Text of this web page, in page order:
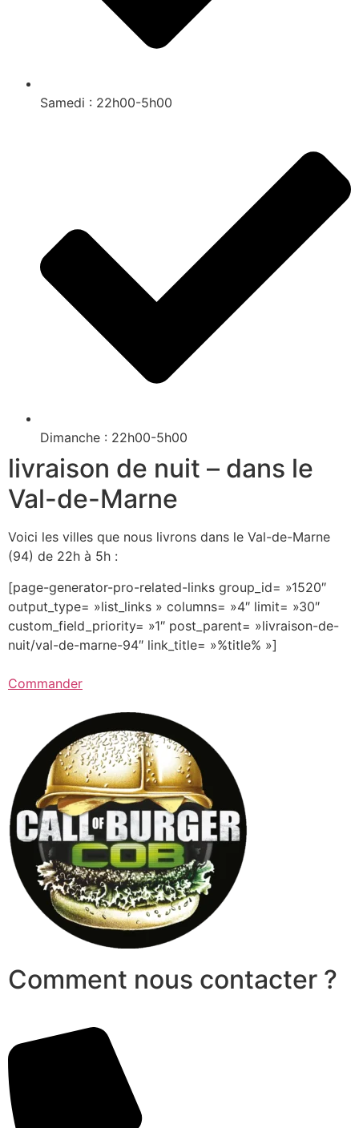
Samedi : 22h00-5h00
Dimanche : 22h00-5h00
livraison de nuit – dans le
Val-de-Marne
Voici les villes que nous livrons dans le Val-de-Marne
(94) de 22h à 5h :
[page-generator-pro-related-links group_id= »1520″
output_type= »list_links » columns= »4″ limit= »30″
custom_field_priority= »1″ post_parent= »livraison-de-
nuit/val-de-marne-94″ link_title= »%title% »]
Commander
Comment nous contacter ?